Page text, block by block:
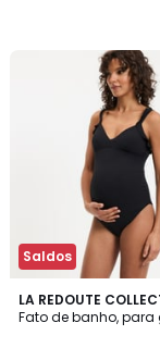
Saldos
LA REDOUTE
Fato de banho,
4,2
/ 5
2
Cores